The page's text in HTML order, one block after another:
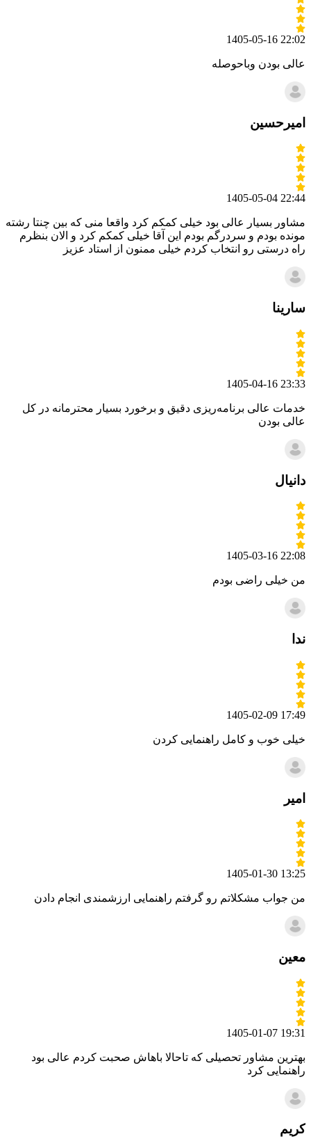
1405-05-16 22:02
عالی بودن وباحوصله
امیرحسین
1405-05-04 22:44
مشاور بسیار عالی بود خیلی کمکم کرد واقعا منی که بین چنتا رشته
مونده بودم و سردرگم بودم این آقا خیلی کمکم کرد و الان بنظرم
راه درستی رو انتخاب کردم خیلی ممنون از استاد عزیز
سارینا
1405-04-16 23:33
خدمات عالی برنامه‌ریزی دقیق و برخورد بسیار محترمانه در کل
عالی بودن
دانیال
1405-03-16 22:08
من خیلی راضی بودم
ندا
1405-02-09 17:49
خیلی خوب و کامل راهنمایی کردن
امیر
1405-01-30 13:25
من جواب مشکلاتم رو گرفتم راهنمایی ارزشمندی انجام دادن
معین
1405-01-07 19:31
بهترین مشاور تحصیلی که تاحالا باهاش صحبت کردم عالی بود
راهنمایی کرد
کریم